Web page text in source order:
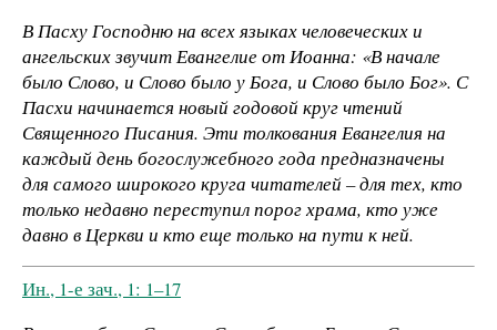
В Пасху Господню на всех языках человеческих и
ангельских звучит Евангелие от Иоанна: «В начале
было Слово, и Слово было у Бога, и Слово было Бог». С
Пасхи начинается новый годовой круг чтений
Священного Писания. Эти толкования Евангелия на
каждый день богослужебного года предназначены
для самого широкого круга читателей – для тех, кто
только недавно переступил порог храма, кто уже
давно в Церкви и кто еще только на пути к ней.
Ин., 1-е зач., 1: 1–17